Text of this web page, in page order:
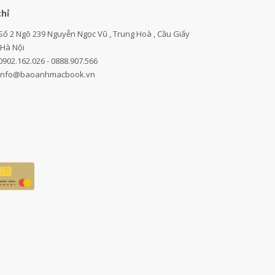
2 Ngõ 239 Nguyễn Ngọc Vũ , Trung Hoà , Cầu Giấy
Nội
- 0888.907.566